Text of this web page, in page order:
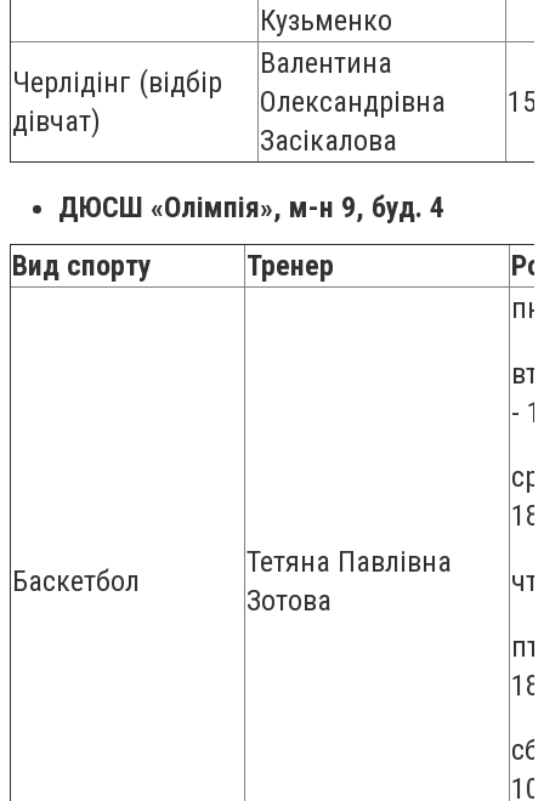
Кузьменко
Черлідінг (відбір
дівчат)
Валентина
Олександрівна
Засікалова
15
ДЮСШ «Олімпія», м-н 9, буд. 4
Вид спорту
Тренер
Баскетбол
Тетяна Павлівна
Зотова
-